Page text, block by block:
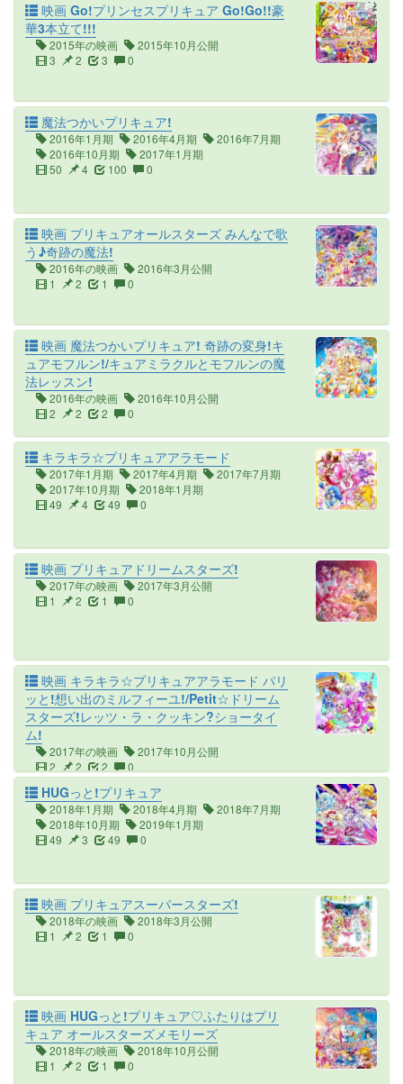
映画 Go!プリンセスプリキュア Go!Go!!豪
華3本立て!!!
2015年の映画
2015年10月公開
3
2 3 0
魔法つかいプリキュア!
2016年1月期 2016年4月期
2016年7月期
2016年10月期
2017年1月期
50
4 100 0
映画 プリキュアオールスターズ みんなで歌
う♪奇跡の魔法!
2016年の映画
2016年3月公開
1
2 1 0
映画 魔法つかいプリキュア! 奇跡の変身!キ
ュアモフルン!/キュアミラクルとモフルンの魔
法レッスン!
2016年の映画
2016年10月公開
2
2 2 0
キラキラ☆プリキュアアラモード
2017年1月期 2017年4月期
2017年7月期
2017年10月期
2018年1月期
49
4 49 0
映画 プリキュアドリームスターズ!
2017年の映画
2017年3月公開
1
2 1 0
映画 キラキラ☆プリキュアアラモード パリ
ッと!想い出のミルフィーユ!/Petit☆ドリーム
スターズ!レッツ・ラ・クッキン?ショータイ
ム!
2017年の映画
2017年10月公開
2
2 2 0
HUGっと!プリキュア
2018年1月期 2018年4月期
2018年7月期
2018年10月期
2019年1月期
49
3 49 0
映画 プリキュアスーパースターズ!
2018年の映画
2018年3月公開
1
2 1 0
映画 HUGっと!プリキュア♡ふたりはプリ
キュア オールスターズメモリーズ
2018年の映画
2018年10月公開
1
2 1 0